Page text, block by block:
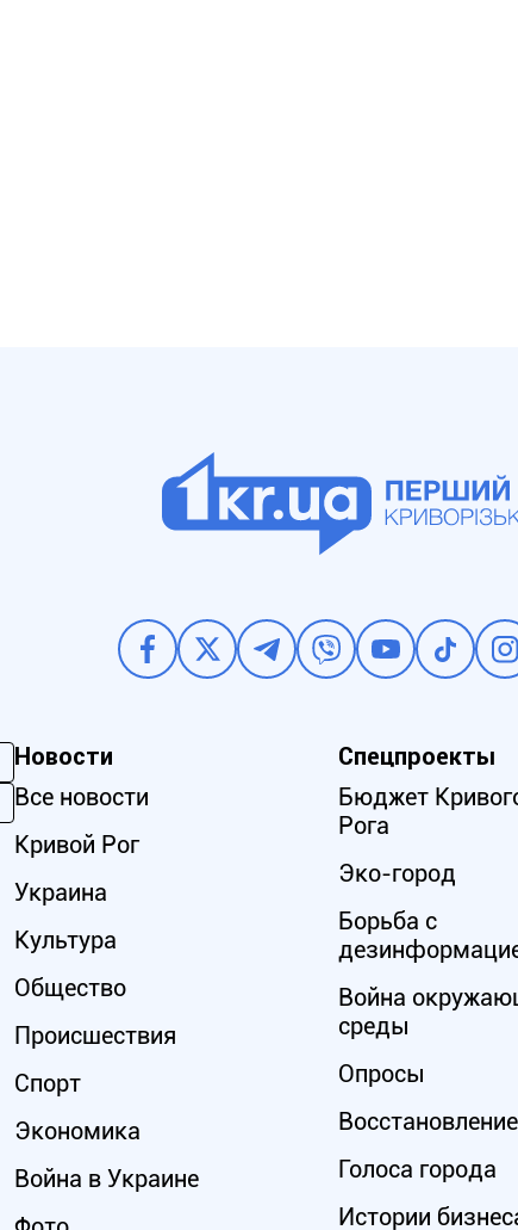
Новости
Все новости
Кривой Рог
Украина
Культура
Общество
Происшествия
Спорт
Экономика
Война в Украине
Спецпроекты
Бюджет
Рога
Эко-город
Борьба с
Война
среды
Опросы
Восстановление
Голоса города
Истории